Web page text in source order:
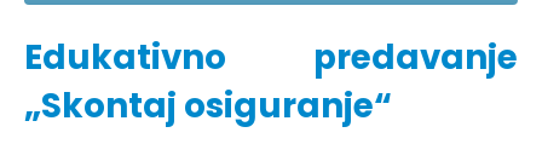
Edukativno predavanje
„Skontaj osiguranje“